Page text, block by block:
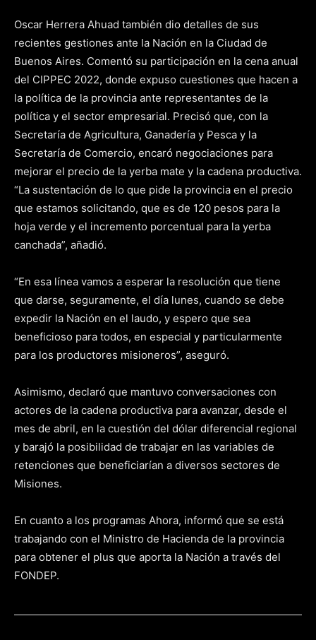
Oscar Herrera Ahuad también dio detalles de sus
recientes gestiones ante la Nación en la Ciudad de
Buenos Aires. Comentó su participación en la cena anual
del CIPPEC 2022, donde expuso cuestiones que hacen a
la política de la provincia ante representantes de la
política y el sector empresarial. Precisó que, con la
Secretaría de Agricultura, Ganadería y Pesca y la
Secretaría de Comercio, encaró negociaciones para
mejorar el precio de la yerba mate y la cadena productiva.
“La sustentación de lo que pide la provincia en el precio
que estamos solicitando, que es de 120 pesos para la
hoja verde y el incremento porcentual para la yerba
canchada”, añadió.
“En esa línea vamos a esperar la resolución que tiene
que darse, seguramente, el día lunes, cuando se debe
expedir la Nación en el laudo, y espero que sea
beneficioso para todos, en especial y particularmente
para los productores misioneros”, aseguró.
Asimismo, declaró que mantuvo conversaciones con
actores de la cadena productiva para avanzar, desde el
mes de abril, en la cuestión del dólar diferencial regional
y barajó la posibilidad de trabajar en las variables de
retenciones que beneficiarían a diversos sectores de
Misiones.
En cuanto a los programas Ahora, informó que se está
trabajando con el Ministro de Hacienda de la provincia
para obtener el plus que aporta la Nación a través del
FONDEP.